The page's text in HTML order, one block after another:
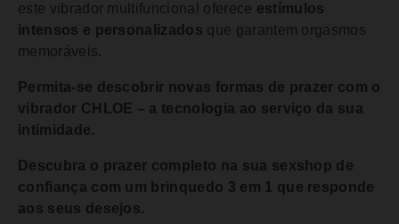
este vibrador multifuncional oferece estímulos
intensos e personalizados que garantem orgasmos
memoráveis.
Permita-se descobrir novas formas de prazer com o
vibrador CHLOE – a tecnologia ao serviço da sua
intimidade.
Descubra o prazer completo na sua sexshop de
confiança com um brinquedo 3 em 1 que responde
aos seus desejos.